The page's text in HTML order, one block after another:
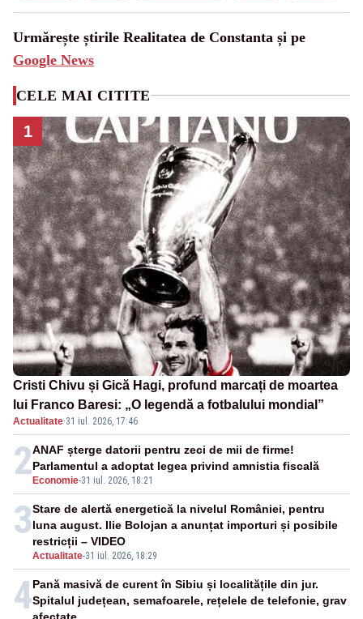
Urmărește știrile Realitatea de Constanta și pe
Google News
CELE MAI CITITE
1
Cristi Chivu și Gică Hagi, profund marcați de moartea
lui Franco Baresi: „O legendă a fotbalului mondial”
Actualitate·31 iul. 2026, 17:46
2 Economie-31 iul. 2026, 18:21
ANAF șterge datorii pentru zeci de mii de firme!
Parlamentul a adoptat legea privind amnistia fiscală
3
Actualitate-31 iul. 2026, 18:29
Stare de alertă energetică la nivelul României, pentru
luna august. Ilie Bolojan a anunțat importuri și posibile
restricții – VIDEO
4Pană masivă de curent în Sibiu și localitățile din jur.
Spitalul județean, semafoarele, rețelele de telefonie, grav